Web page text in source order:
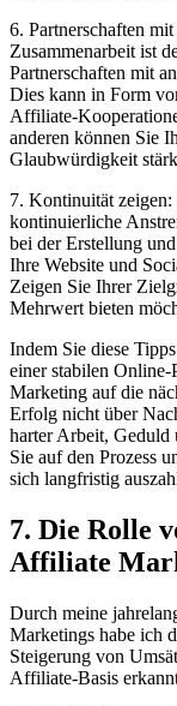
6. Partnerschaften
Zusammenarbeit ist
Partnerschaften mit
Dies kann in Form
Affiliate-
anderen können Sie
Glaubwürdigkeit
7. Kontinuität zeigen:
kontinuierliche
bei der Erstellung
Ihre Website und
Zeigen Sie Ihrer
Mehrwert bieten
Indem Sie diese
einer stabilen
Marketing auf die
Erfolg nicht über
harter Arbeit, Geduld
Sie auf den Prozess
sich langfristig
7. Die Rolle
Affiliate
Durch meine
Marketings habe ich
Steigerung von
Affiliate-Basis